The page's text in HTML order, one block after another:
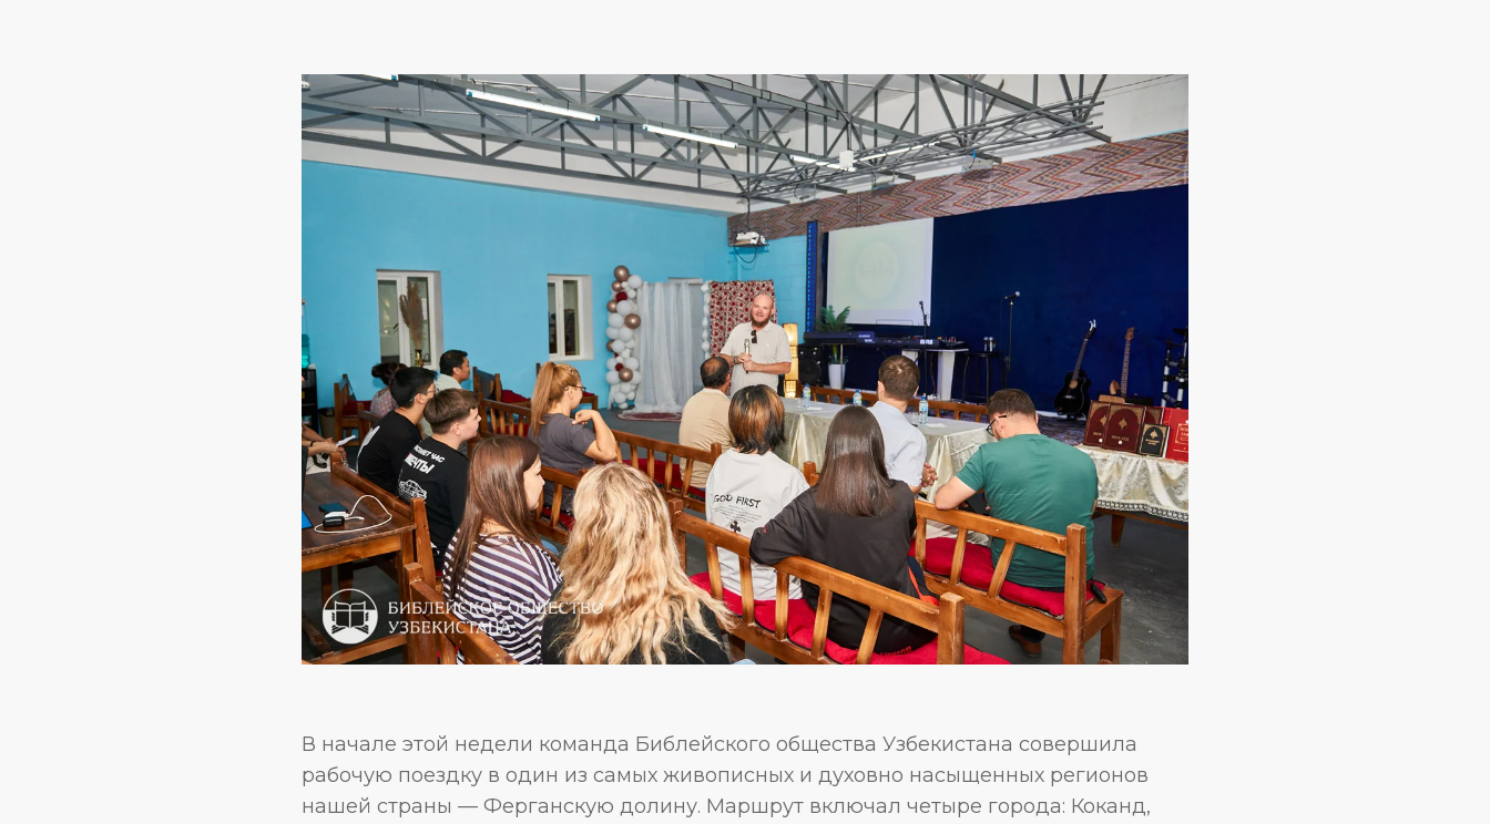
В начале этой недели команда Библейского общества Узбекистана совершила
рабочую поездку в один из самых живописных и духовно насыщенных регионов
нашей страны — Ферганскую долину. Маршрут включал четыре города: Коканд,